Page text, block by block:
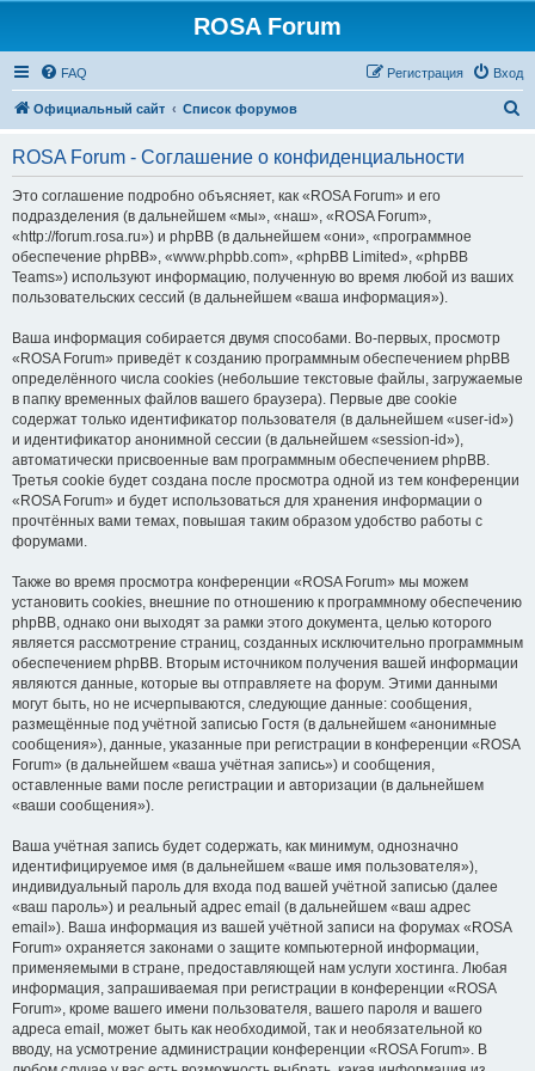
ROSA Forum
FAQ Вход
Регистрация
Официальный сайт Список форумов
ROSA Forum - Соглашение о конфиденциальности
Это соглашение подробно объясняет, как «ROSA Forum» и его
подразделения (в дальнейшем «мы», «наш», «ROSA Forum»,
«http://forum.rosa.ru») и phpBB (в дальнейшем «они», «программное
обеспечение phpBB», «www.phpbb.com», «phpBB Limited», «phpBB
Teams») используют информацию, полученную во время любой из ваших
пользовательских сессий (в дальнейшем «ваша информация»).
Ваша информация собирается двумя способами. Во-первых, просмотр
«ROSA Forum» приведёт к созданию программным обеспечением phpBB
определённого числа cookies (небольшие текстовые файлы, загружаемые
в папку временных файлов вашего браузера). Первые две cookie
содержат только идентификатор пользователя (в дальнейшем «user-id»)
и идентификатор анонимной сессии (в дальнейшем «session-id»),
автоматически присвоенные вам программным обеспечением phpBB.
Третья cookie будет создана после просмотра одной из тем конференции
«ROSA Forum» и будет использоваться для хранения информации о
прочтённых вами темах, повышая таким образом удобство работы с
форумами.
Также во время просмотра конференции «ROSA Forum» мы можем
установить cookies, внешние по отношению к программному обеспечению
phpBB, однако они выходят за рамки этого документа, целью которого
является рассмотрение страниц, созданных исключительно программным
обеспечением phpBB. Вторым источником получения вашей информации
являются данные, которые вы отправляете на форум. Этими данными
могут быть, но не исчерпываются, следующие данные: сообщения,
размещённые под учётной записью Гостя (в дальнейшем «анонимные
сообщения»), данные, указанные при регистрации в конференции «ROSA
Forum» (в дальнейшем «ваша учётная запись») и сообщения,
оставленные вами после регистрации и авторизации (в дальнейшем
«ваши сообщения»).
Ваша учётная запись будет содержать, как минимум, однозначно
идентифицируемое имя (в дальнейшем «ваше имя пользователя»),
индивидуальный пароль для входа под вашей учётной записью (далее
«ваш пароль») и реальный адрес email (в дальнейшем «ваш адрес
email»). Ваша информация из вашей учётной записи на форумах «ROSA
Forum» охраняется законами о защите компьютерной информации,
применяемыми в стране, предоставляющей нам услуги хостинга. Любая
информация, запрашиваемая при регистрации в конференции «ROSA
Forum», кроме вашего имени пользователя, вашего пароля и вашего
адреса email, может быть как необходимой, так и необязательной ко
вводу, на усмотрение администрации конференции «ROSA Forum». В